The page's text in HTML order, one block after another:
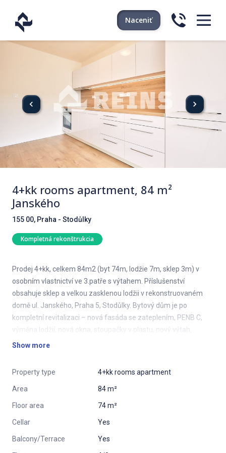
Naceniť
4+kk rooms apartment, 84 m²
Janského
155 00, Praha - Stodůlky
Kompletná rekonštrukcia
Prodej 4+kk, celkem 84m2 (byt 74m, lodžie 7m, sklep 3m) v
osobním vlastnictví ve 3.patře s výtahem. Příslušenství
obsahuje sklep a velkou zasklenou lodžii v rekonstruovaném
domě ul. Janského, Praha 5, Stodůlky. Bytový dům je po
kompletní revitalizaci – nová fasáda se zateplením, PENB C,
výměna lodžií, nová okna, stoupačky v plastu, nový výtah,
střecha po rekonstrukci, elektrické rozvody, schránky, sklepy,
Občanská vybavenost a MHD v přímém okolí domu, včetně
poplatky včetně topení, teplé vody a fondu oprav 4.570 kč. V
přízemí domu kolárna a kočárkárna. Na každém patře pouze 2
byty zaručují dostatek soukromí. V nejbližším okolí se kromě
Show more
Property type 4+kk rooms apartment
Area 84 m²
Floor area 74 m²
Cellar Yes
Balcony/Terrace Yes